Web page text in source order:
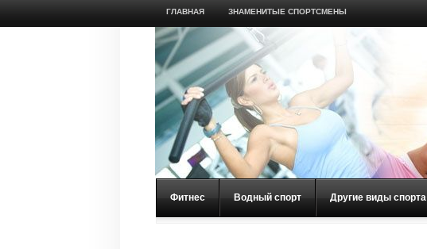
ГЛАВНАЯ ЗНАМЕНИТЫЕ СПОРТСМЕНЫ
Фитнес Водный спорт Другие виды спорта